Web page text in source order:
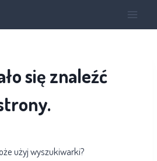
się znaleźć
użyj wyszukiwarki?